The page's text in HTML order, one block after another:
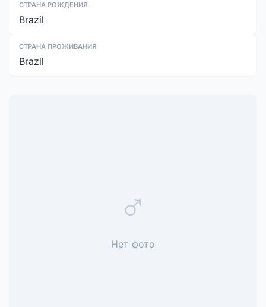
СТРАНА РОЖДЕНИЯ
Brazil
СТРАНА ПРОЖИВАНИЯ
Brazil
♂
Нет фото